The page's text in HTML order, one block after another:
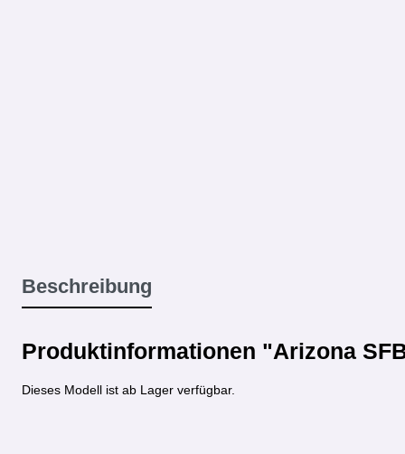
Beschreibung
Produktinformationen "Arizona
Dieses Modell ist ab Lager verfügbar.